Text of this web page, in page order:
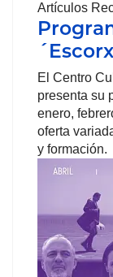
Artículos
El Centro
presenta su
enero,
oferta
y formación.